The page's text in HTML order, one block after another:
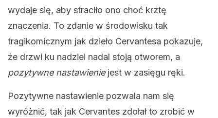
wydaje się, aby straciło ono choć krztę
znaczenia. To zdanie w środowisku tak
tragikomicznym jak dzieło Cervantesa pokazuje,
że drzwi ku nadziei nadal stoją otworem, a
pozytywne nastawieniejest w zasięgu ręki.
Pozytywne nastawienie pozwala nam się
wyróżnić, tak jak Cervantes zdołał to zrobić w